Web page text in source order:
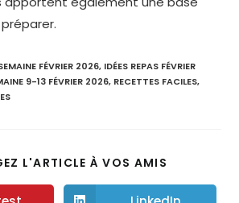
FÉVRIER 2026, IDÉES REPAS FÉVRIER
9-13 FÉVRIER 2026, RECETTES FACILES,
L'ARTICLE À VOS AMIS